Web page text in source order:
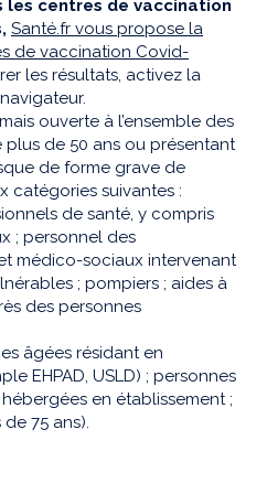
les centres de vaccination
Santé.fr vous propose la
de vaccination Covid-
les résultats, activez la
ouverte à l’ensemble des
de 50 ans ou présentant
de forme grave de
catégories suivantes :
de santé, y compris
; personnel des
médico-sociaux intervenant
; pompiers ; aides à
des personnes
âgées résidant en
EHPAD, USLD) ; personnes
en établissement ;
75 ans).